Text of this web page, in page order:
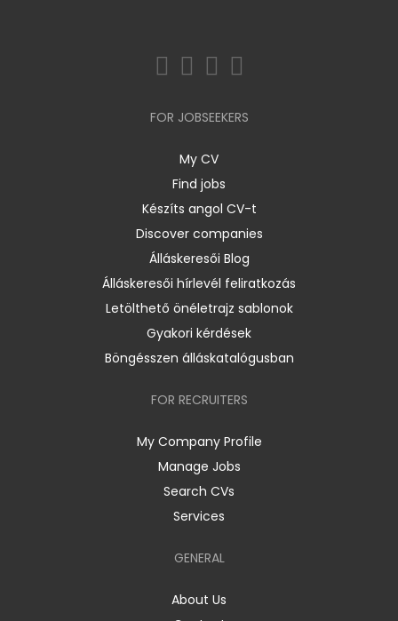
FOR JOBSEEKERS
My CV
Find jobs
Készíts angol CV-t
Discover companies
Álláskeresői Blog
Álláskeresői hírlevél feliratkozás
Letölthető önéletrajz sablonok
Gyakori kérdések
Böngésszen álláskatalógusban
FOR RECRUITERS
My Company Profile
Manage Jobs
Search CVs
Services
GENERAL
About Us